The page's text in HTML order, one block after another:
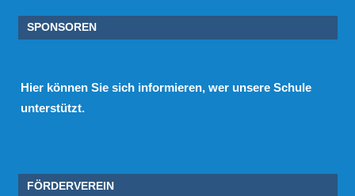
SPONSOREN
Hier können Sie sich informieren, wer unsere Schule
unterstützt.
FÖRDERVEREIN